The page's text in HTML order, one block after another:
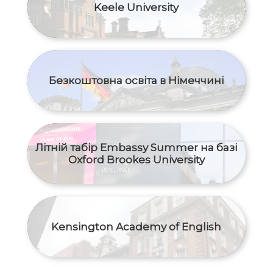
Keele University
Безкоштовна освіта в Німеччині
Літній табір Embassy Summer на базі
Oxford Brookes University
Kensington Academy of English